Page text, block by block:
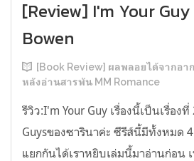
[Review] I'm Your
Bowen
[Book Review] ผลพลอยได้จากอา
หลังอ่านสารพัน MM Romance
รีวิว:I'm Your Guy เรื่องนี้เป็นเรื่อง
Guysของซารินาค่ะ ซีรีส์นี้มีทั้งหมด
แยกกันได้เราหยิบเล่มนี้มาอ่านก่อน